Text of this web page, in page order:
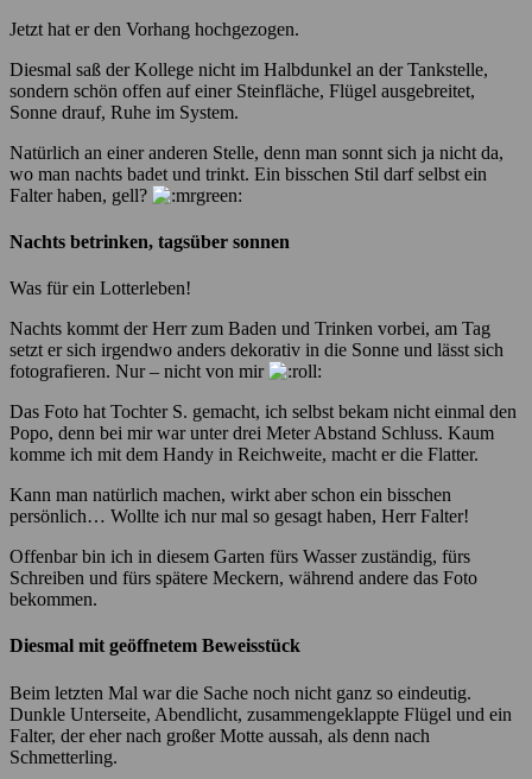
Jetzt hat er den Vorhang hochgezogen.
Diesmal saß der Kollege nicht im Halbdunkel an der Tankstelle,
sondern schön offen auf einer Steinfläche, Flügel ausgebreitet,
Sonne drauf, Ruhe im System.
Natürlich an einer anderen Stelle, denn man sonnt sich ja nicht da,
wo man nachts badet und trinkt. Ein bisschen Stil darf selbst ein
Falter haben, gell?
Nachts betrinken, tagsüber sonnen
Was für ein Lotterleben!
Nachts kommt der Herr zum Baden und Trinken vorbei, am Tag
setzt er sich irgendwo anders dekorativ in die Sonne und lässt sich
fotografieren. Nur – nicht von mir
Das Foto hat Tochter S. gemacht, ich selbst bekam nicht einmal den
Popo, denn bei mir war unter drei Meter Abstand Schluss. Kaum
komme ich mit dem Handy in Reichweite, macht er die Flatter.
Kann man natürlich machen, wirkt aber schon ein bisschen
persönlich… Wollte ich nur mal so gesagt haben, Herr Falter!
Offenbar bin ich in diesem Garten fürs Wasser zuständig, fürs
Schreiben und fürs spätere Meckern, während andere das Foto
bekommen.
Diesmal mit geöffnetem Beweisstück
Beim letzten Mal war die Sache noch nicht ganz so eindeutig.
Dunkle Unterseite, Abendlicht, zusammengeklappte Flügel und ein
Falter, der eher nach großer Motte aussah, als denn nach
Schmetterling.